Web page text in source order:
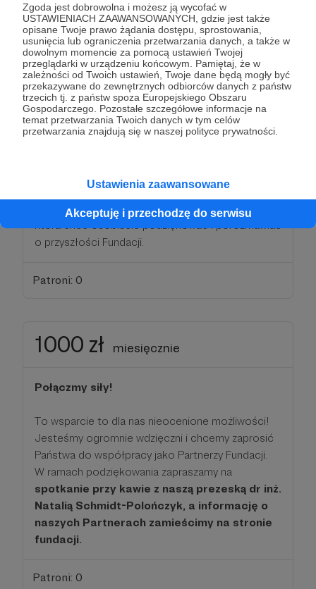
Zgoda jest dobrowolna i możesz ją wycofać w
USTAWIENIACH ZAAWANSOWANYCH, gdzie jest także
opisane Twoje prawo żądania dostępu, sprostowania,
usunięcia lub ograniczenia przetwarzania danych, a także w
dowolnym momencie za pomocą ustawień Twojej
przeglądarki w urządzeniu końcowym. Pamiętaj, że w
zależności od Twoich ustawień, Twoje dane będą mogły być
przekazywane do zewnętrznych odbiorców danych z państw
trzecich tj. z państw spoza Europejskiego Obszaru
Gospodarczego. Pozostałe szczegółowe informacje na
temat przetwarzania Twoich danych w tym celów
przetwarzania znajdują się w naszej polityce prywatności.
Ustawienia zaawansowane
Akceptuję i przechodzę do serwisu
500 zł miesięcznie
Poznajmy się!
Tak ogromne wsparcie naszych działań to nowe
indywidualnespotkanie przy kawie z naszą
prezeską dr inż. Natalią Schmidt-Polończyk
która chce osobiście podziękować i porozmawiać
o przyszłości Fundacji.
Patroni: 0
1000 zł miesięcznie
Połączmy siły!
To wsparcie to dla nas nieocenione możliwości!
Jesteśmy ogromnie wdzięczni i chcemy zaprosić
Państwa do współpracy jako Partnerzy Fundacji.
W ramach podziękowania zapraszamy na
spotkanie przy kawie z naszą prezeską dr inż.
Natalią Schmidt-Polończyk, a informację o
naszych Partnerach zamieścimy na stronie
fundacji.
Patroni: 0